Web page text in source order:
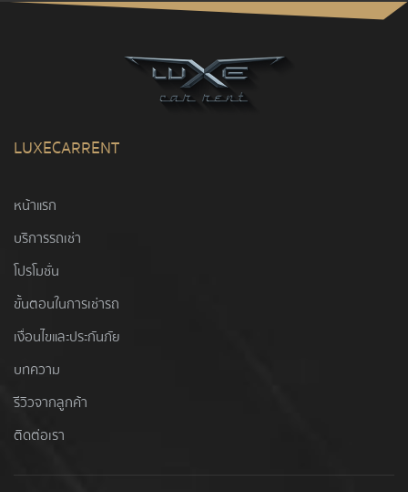
LUXECARRENT
หน้าแรก
บริการรถเช่า
โปรโมชั่น
ขั้นตอนในการเช่ารถ
เงื่อนไขและประกันภัย
บทความ
รีวิวจากลูกค้า
ติดต่อเรา